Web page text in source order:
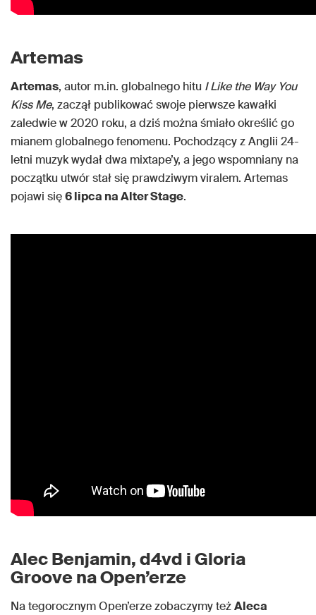
Artemas
Artemas, autor m.in. globalnego hitu I Like the Way You
Kiss Me, zaczął publikować swoje pierwsze kawałki
zaledwie w 2020 roku, a dziś można śmiało określić go
mianem globalnego fenomenu. Pochodzący z Anglii 24-
letni muzyk wydał dwa mixtape’y, a jego wspomniany na
początku utwór stał się prawdziwym viralem. Artemas
pojawi się6 lipca na Alter Stage.
Alec Benjamin, d4vd i Gloria
Groove na Open’erze
Na tegorocznym Open’erze zobaczymy teżAleca